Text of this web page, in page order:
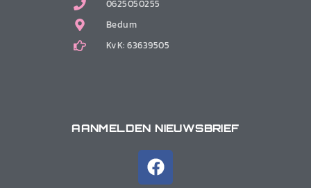
0625050255
Bedum
KvK: 63639505
AANMELDEN NIEUWSBRIEF